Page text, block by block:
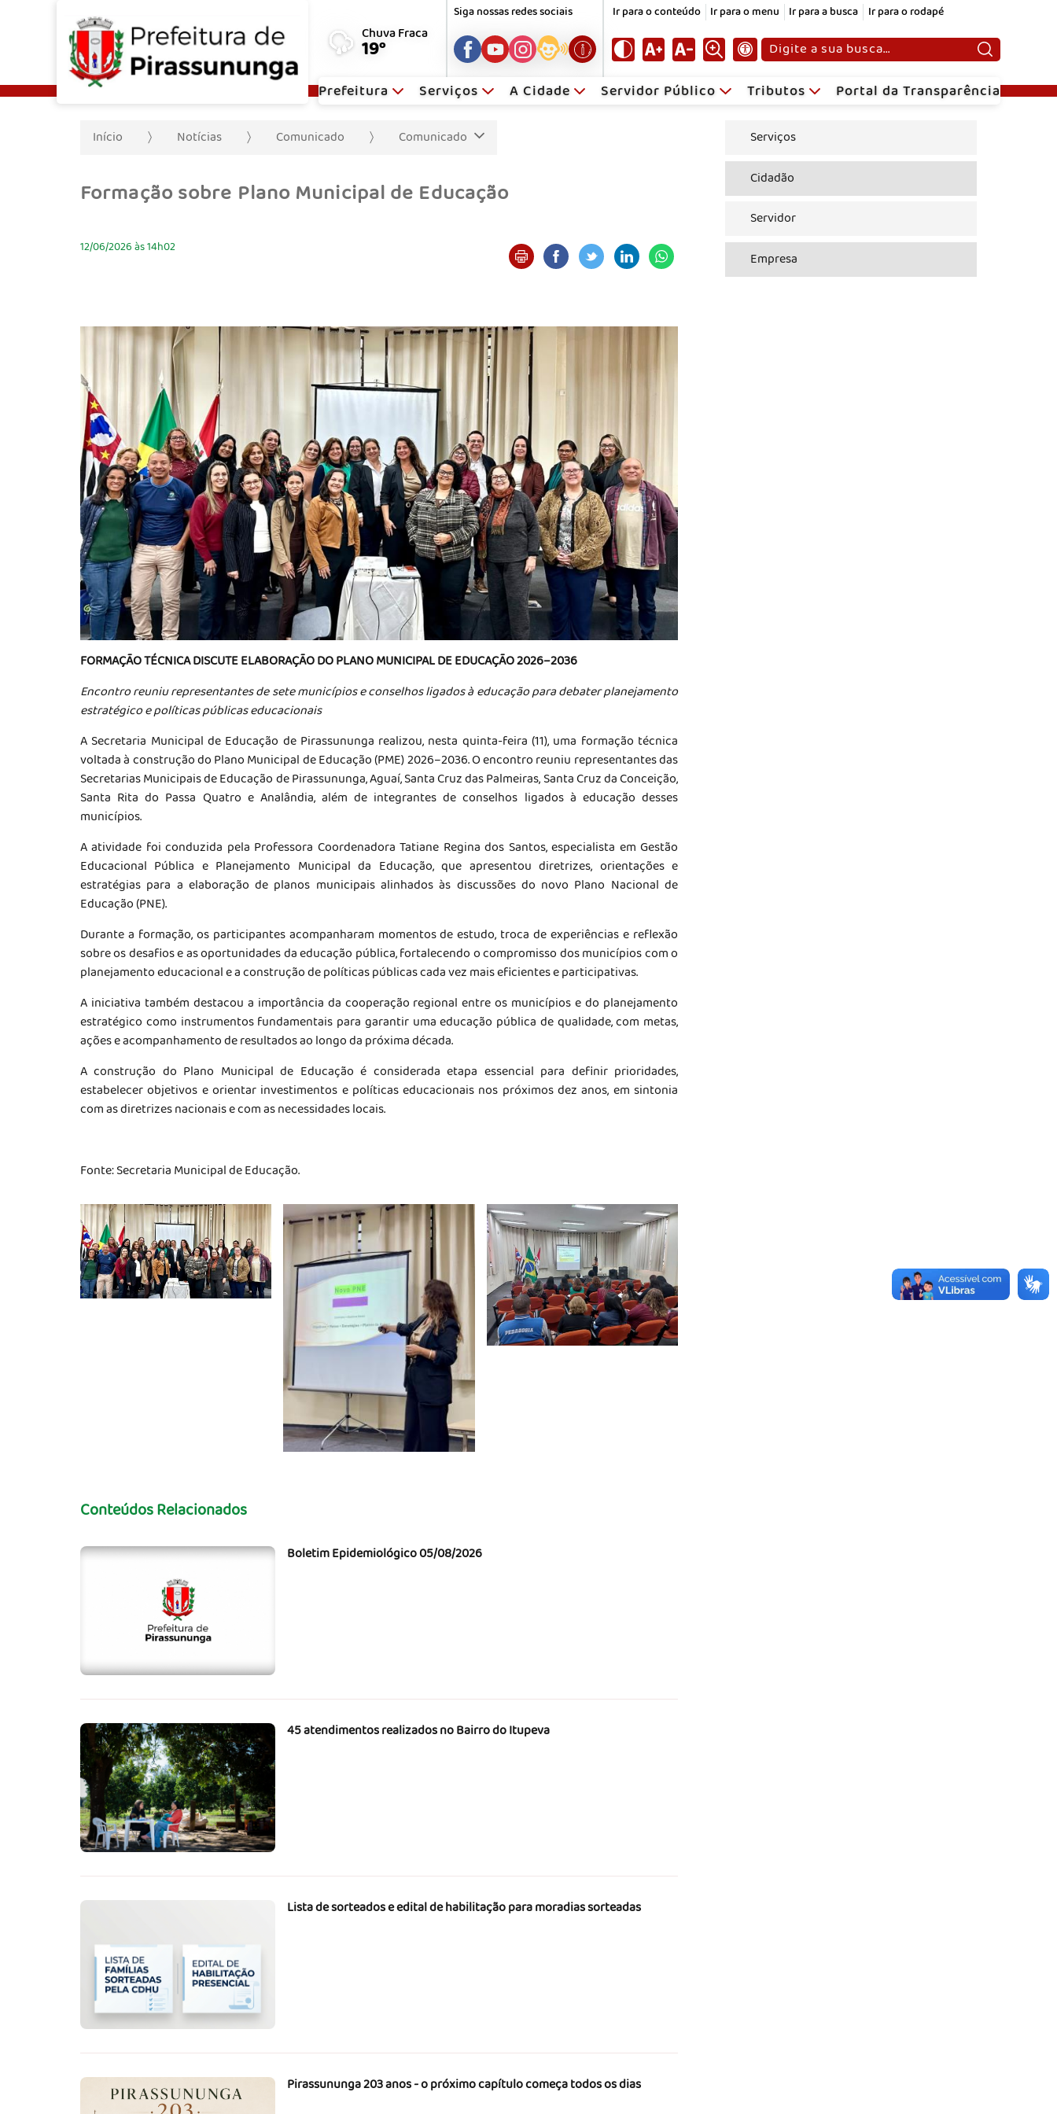
Chuva Fraca
19°
Siga nossas redes sociais Ir para o conteúdo Ir para o menu Ir para a busca Ir para o rodapé
Pesquisar:
Prefeitura Serviços A Cidade Servidor Público Tributos Portal da Transparência
Início Notícias Comunicado Comunicado
Formação sobre Plano Municipal de Educação
12/06/2026 às 14h02
FORMAÇÃO TÉCNICA DISCUTE ELABORAÇÃO DO PLANO MUNICIPAL DE EDUCAÇÃO 2026–2036
Encontro reuniu representantes de sete municípios e conselhos ligados à educação para debater planejamento
estratégico e políticas públicas educacionais
A Secretaria Municipal de Educação de Pirassununga realizou, nesta quinta-feira (11), uma formação técnica
voltada à construção do Plano Municipal de Educação (PME) 2026–2036. O encontro reuniu representantes das
Secretarias Municipais de Educação de Pirassununga, Aguaí, Santa Cruz das Palmeiras, Santa Cruz da Conceição,
Santa Rita do Passa Quatro e Analândia, além de integrantes de conselhos ligados à educação desses
municípios.
A atividade foi conduzida pela Professora Coordenadora Tatiane Regina dos Santos, especialista em Gestão
Educacional Pública e Planejamento Municipal da Educação, que apresentou diretrizes, orientações e
estratégias para a elaboração de planos municipais alinhados às discussões do novo Plano Nacional de
Educação (PNE).
Durante a formação, os participantes acompanharam momentos de estudo, troca de experiências e reflexão
sobre os desafios e as oportunidades da educação pública, fortalecendo o compromisso dos municípios com o
planejamento educacional e a construção de políticas públicas cada vez mais eficientes e participativas.
A iniciativa também destacou a importância da cooperação regional entre os municípios e do planejamento
estratégico como instrumentos fundamentais para garantir uma educação pública de qualidade, com metas,
ações e acompanhamento de resultados ao longo da próxima década.
A construção do Plano Municipal de Educação é considerada etapa essencial para definir prioridades,
estabelecer objetivos e orientar investimentos e políticas educacionais nos próximos dez anos, em sintonia
com as diretrizes nacionais e com as necessidades locais.
Fonte: Secretaria Municipal de Educação.
Conteúdos Relacionados
Boletim Epidemiológico 05/08/2026
45 atendimentos realizados no Bairro do Itupeva
Lista de sorteados e edital de habilitação para moradias sorteadas
Pirassununga 203 anos - o próximo capítulo começa todos os dias
Serviços
Cidadão
Servidor
Empresa